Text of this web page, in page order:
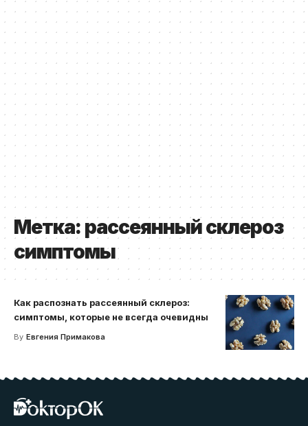
Метка: рассеянный склероз
симптомы
Как распознать рассеянный склероз:
симптомы, которые не всегда очевидны
By Евгения Примакова